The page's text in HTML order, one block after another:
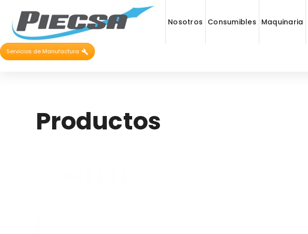
Nosotros Consumibles Maquinaria
Servicios de Manufactura
Productos